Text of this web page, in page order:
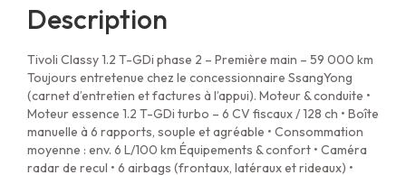
Description
Tivoli Classy 1.2 T-GDi phase 2 – Première main – 59 000 km
Toujours entretenue chez le concessionnaire SsangYong
(carnet d’entretien et factures à l’appui). Moteur & conduite •
Moteur essence 1.2 T-GDi turbo – 6 CV fiscaux / 128 ch • Boîte
manuelle à 6 rapports, souple et agréable • Consommation
moyenne : env. 6 L/100 km Équipements & confort • Caméra
radar de recul • 6 airbags (frontaux, latéraux et rideaux) •